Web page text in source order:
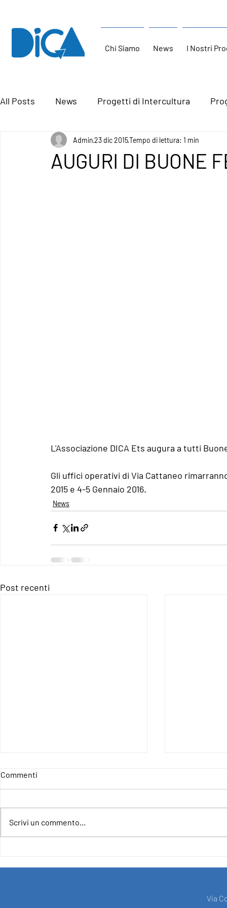
Chi Siamo News I Nostri
All Posts News Progetti di Intercultura
AUGURI DI BUONE
Admin23 dic 2015Tempo di lettura: 1 min
L'Associazione DICA Ets augura a tutti
Gli uffici operativi di Via Cattaneo
2015 e 4-5 Gennaio 2016.
News
Post recenti
"EUROPE
Commenti
Scrivi un commento...
Via